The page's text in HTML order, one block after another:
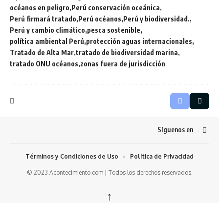
océanos en peligro Perú conservación oceánica
Perú firmará tratado Perú océanos Perú y biodiversidad.
Perú y cambio climático pesca sostenible
política ambiental Perú protección aguas internacionales
Tratado de Alta Mar tratado de biodiversidad marina
tratado ONU océanos zonas fuera de jurisdicción
Síguenos en
© 2023 Acontecimiento.com | Todos los derechos reservados.
Términos y Condiciones de Uso Política de Privacidad
↑